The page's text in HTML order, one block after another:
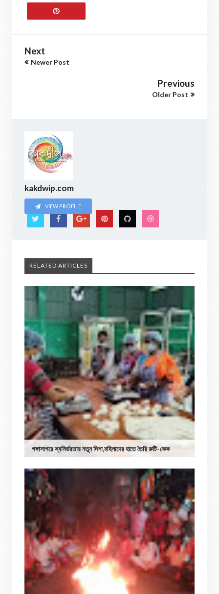
Next
Newer Post
Previous
Older Post
kakdwip.com
VIEW PROFILE
RELATED ARTICLES
গঙ্গাসাগরে স্বনির্ভরতার নতুন দিশা,মহিলাদের হাতে তৈরি রুটি-কেক